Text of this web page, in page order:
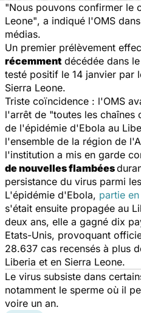
"Nous pouvons confirmer le
Leone", a indiqué l'OMS
médias.
Un premier prélèvement
récemment décédée dans
testé positif le 14 janvier par
Sierra Leone.
Triste coïncidence : l'OMS
l'arrêt de "toutes les chaînes
de l'épidémie d'Ebola au
l'ensemble de la région de
l'institution a mis en garde
de nouvelles flambées
persistance du virus parmi
L'épidémie d'Ebola, partie
s'était ensuite propagée au
deux ans, elle a gagné dix
Etats-Unis, provoquant
28.637 cas recensés à plus
Liberia et en Sierra Leone.
Le virus subsiste dans
notamment le sperme où il
voire un an.